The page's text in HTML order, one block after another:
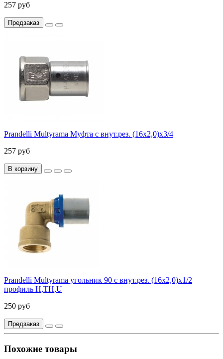
257 руб
Предзаказ
Prandelli Multyrama Муфта с внут.рез. (16х2,0)х3/4
257 руб
В корзину
Prandelli Multyrama угольник 90 с внут.рез. (16х2,0)х1/2
профиль H,TH,U
250 руб
Предзаказ
Похожие товары